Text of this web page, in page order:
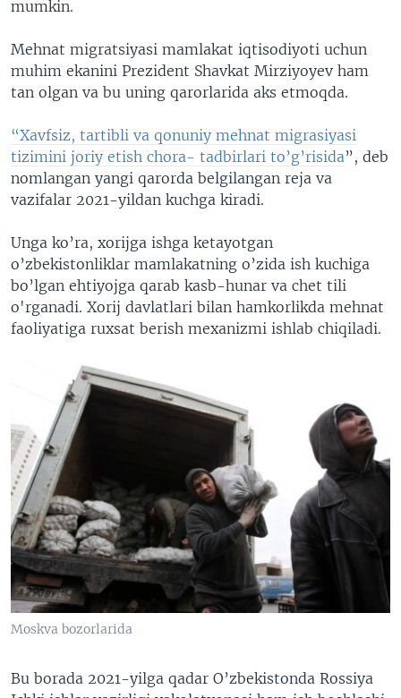
mumkin.
Mehnat migratsiyasi mamlakat iqtisodiyoti uchun
muhim ekanini Prezident Shavkat Mirziyoyev ham
tan olgan va bu uning qarorlarida aks etmoqda.
“Xavfsiz, tartibli va qonuniy mehnat migrasiyasi
tizimini joriy etish chora- tadbirlari to’g’risida”, deb
nomlangan yangi qarorda belgilangan reja va
vazifalar 2021-yildan kuchga kiradi.
Unga ko’ra, xorijga ishga ketayotgan
o’zbekistonliklar mamlakatning o’zida ish kuchiga
bo’lgan ehtiyojga qarab kasb-hunar va chet tili
o'rganadi. Xorij davlatlari bilan hamkorlikda mehnat
faoliyatiga ruxsat berish mexanizmi ishlab chiqiladi.
Moskva bozorlarida
Bu borada 2021-yilga qadar O’zbekistonda Rossiya